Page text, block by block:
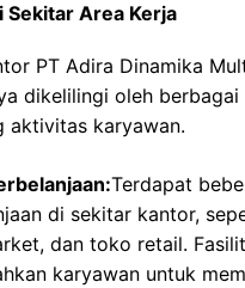
Sekitar Area Kerja
PT Adira Dinamika
dikelilingi oleh
aktivitas karyawan.
Terdapat
di sekitar kantor,
dan toko retail.
karyawan untuk